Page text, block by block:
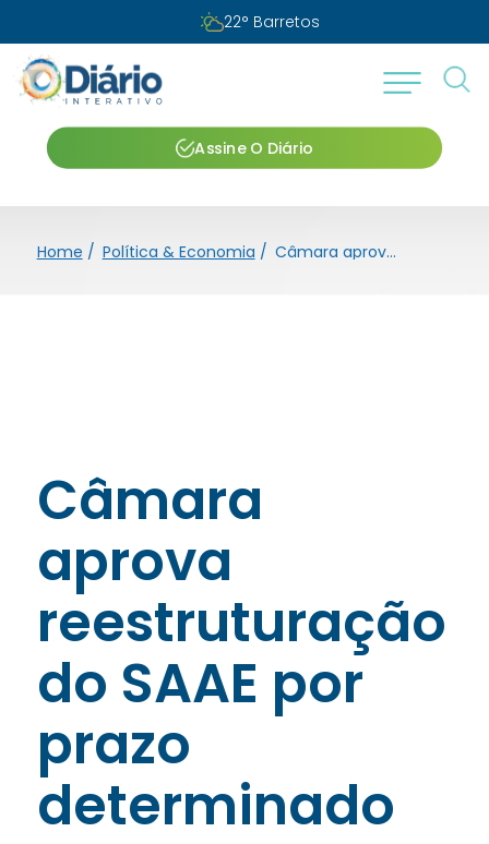
Segunda-feira, 10 de agosto de 2026
Assine O Diário
Home / Política & Economia / Câmara aprova reestruturação do SAAE por prazo determinado
Câmara
aprova
reestruturação
do SAAE por
prazo
determinado